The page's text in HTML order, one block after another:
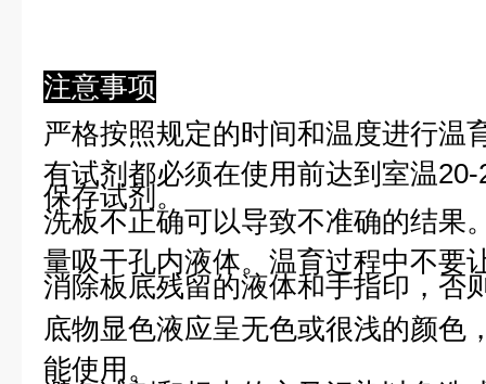
注意事项
严格按照规定的时间和温度进行温
有试剂都必须在使用前达到室温
保存试剂。
洗板不正确可以导致不准确的结果
量吸干孔内液体。温育过程中不要
消除板底残留的液体和手指印，否
底物显色液应呈无色或很浅的颜色
能使用。